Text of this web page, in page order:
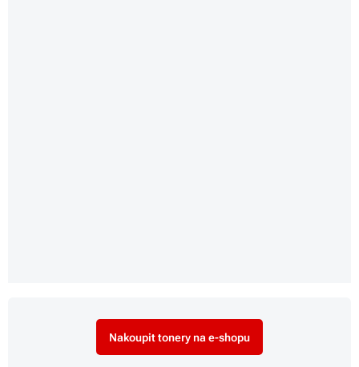
Nakoupit tonery na e-shopu